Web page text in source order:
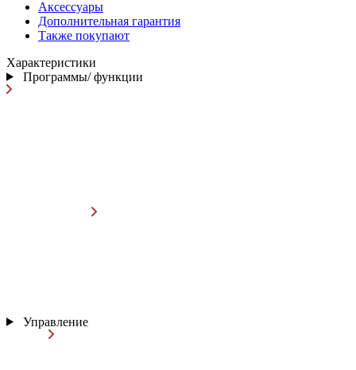
Аксессуары
Дополнительная гарантия
Также покупают
Характеристики
Программы/ функции
Управление